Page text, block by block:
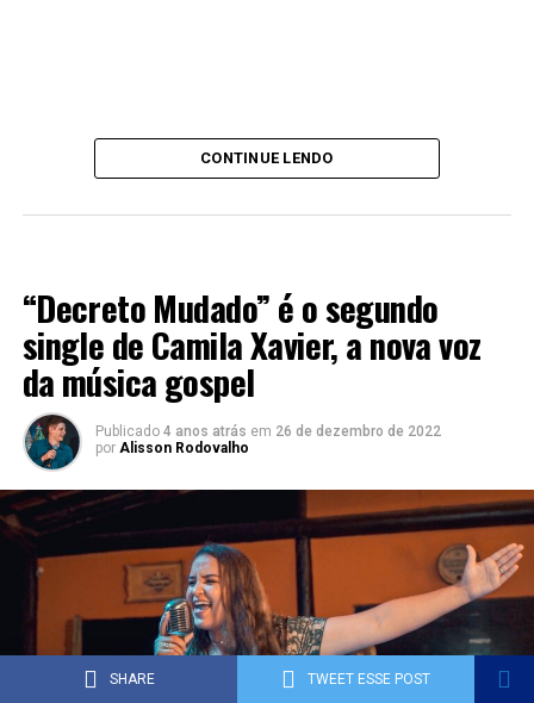
SHARE TWEET ESSE POST
CONTINUE LENDO
“Decreto Mudado” é o segundo
single de Camila Xavier, a nova voz
da música gospel
Publicado 4 anos atrás em 26 de dezembro de 2022
por Alisson Rodovalho